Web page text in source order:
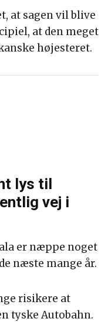
at sagen vil blive
at den meget
højesteret.
lys til
vej i
er næppe noget
næste mange år.
risikere at
tyske Autobahn.